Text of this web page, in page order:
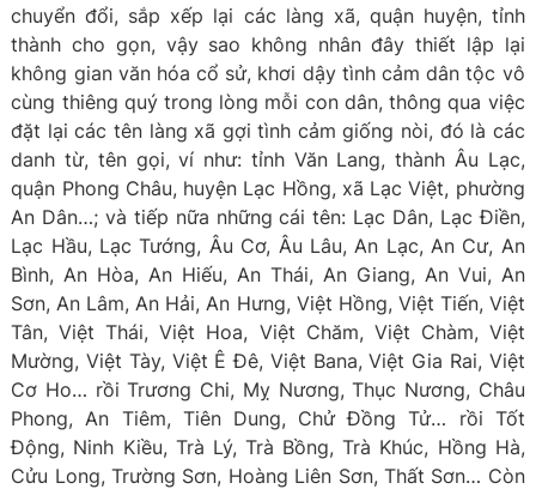
chuyển đổi, sắp xếp lại các làng xã, quận huyện, tỉnh
thành cho gọn, vậy sao không nhân đây thiết lập lại
không gian văn hóa cổ sử, khơi dậy tình cảm dân tộc vô
cùng thiêng quý trong lòng mỗi con dân, thông qua việc
đặt lại các tên làng xã gợi tình cảm giống nòi, đó là các
danh từ, tên gọi, ví như: tỉnh Văn Lang, thành Âu Lạc,
quận Phong Châu, huyện Lạc Hồng, xã Lạc Việt, phường
An Dân…; và tiếp nữa những cái tên: Lạc Dân, Lạc Điền,
Lạc Hầu, Lạc Tướng, Âu Cơ, Âu Lâu, An Lạc, An Cư, An
Bình, An Hòa, An Hiếu, An Thái, An Giang, An Vui, An
Sơn, An Lâm, An Hải, An Hưng, Việt Hồng, Việt Tiến, Việt
Tân, Việt Thái, Việt Hoa, Việt Chăm, Việt Chàm, Việt
Mường, Việt Tày, Việt Ê Đê, Việt Bana, Việt Gia Rai, Việt
Cơ Ho… rồi Trương Chi, Mỵ Nương, Thục Nương, Châu
Phong, An Tiêm, Tiên Dung, Chử Đồng Tử… rồi Tốt
Động, Ninh Kiều, Trà Lý, Trà Bồng, Trà Khúc, Hồng Hà,
Cửu Long, Trường Sơn, Hoàng Liên Sơn, Thất Sơn… Còn